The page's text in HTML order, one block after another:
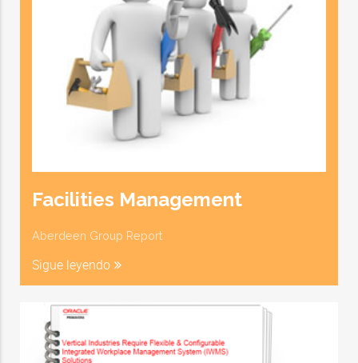
Facilities Management
Aberdeen Group Report
Sigue leyendo